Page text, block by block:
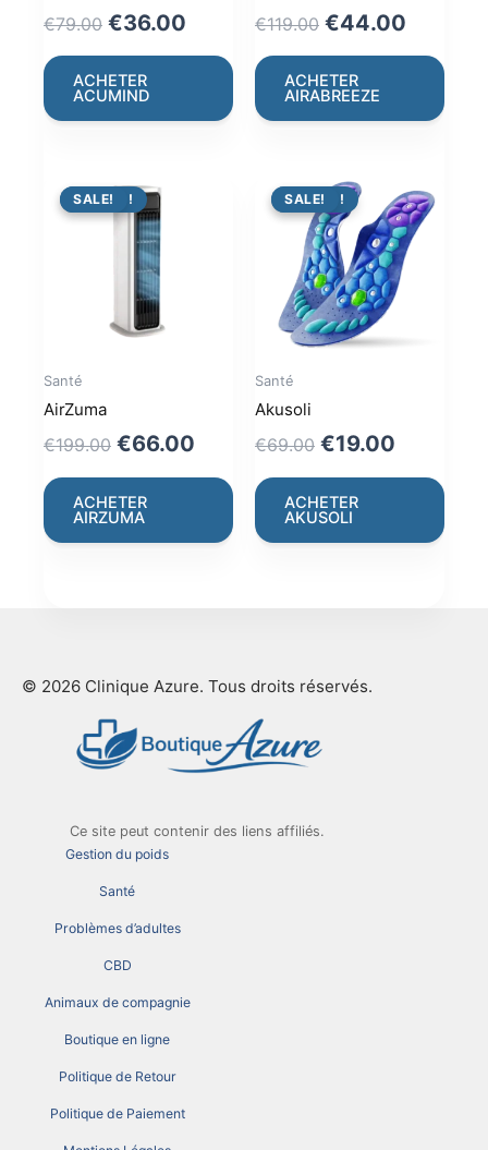
€79.00 Original
price
was:
€79.00.
€36.00 Current
price
€36.00.
ACHETER
ACUMIND
€119.00 Original
price
was:
€119.00.
€44.00
price
ACHETER
AIRABREEZE
PROMO !
SALE!
Santé
AirZuma
€199.00 Original
price
was:
€199.00.
€66.00 Current
price
€66.00.
ACHETER
AIRZUMA
PROMO !
SALE!
Santé
Akusoli
€69.00 Original
price
was:
€69.00.
€19.00
price
€19.00.
ACHETER
AKUSOLI
© 2026 Clinique Azure. Tous droits réservés.
Ce site peut contenir des liens affiliés.
Gestion du poids
Santé
Problèmes d’adultes
CBD
Animaux de compagnie
Boutique en ligne
Politique de Retour
Politique de Paiement